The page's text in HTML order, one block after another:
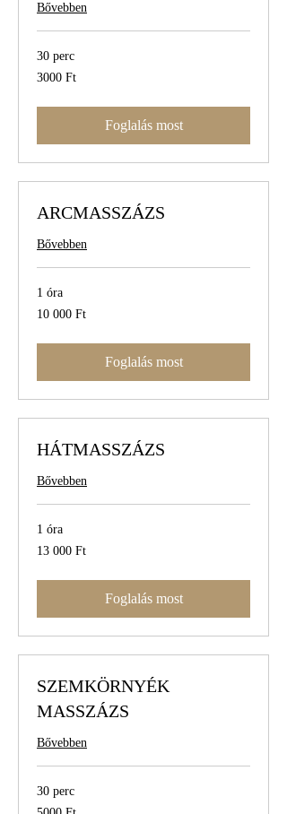
Bővebben
30 perc
3000
magyar
3000 Ft
Foglalás most
ARCMASSZÁZS
Bővebben
1 óra
10 000
magyar
10 000 Ft
Foglalás most
HÁTMASSZÁZS
Bővebben
1 óra
13 000
magyar
13 000 Ft
Foglalás most
SZEMKÖRNYÉK
MASSZÁZS
Bővebben
30 perc
5000